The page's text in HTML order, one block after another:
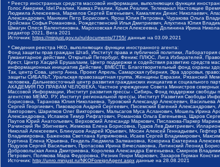
* Реестр иностранных средств массовой информации, выполняющих функции
Голос Америки, Idel.Реалии, Кавказ.Реалии, Крым.Реалии, Телеканал Настоящее
Людмила Алексеевна, Маркелов Сергей Евгеньевич, Камалягин Денис Николаевич,
Александрович, Маняхин Петр Борисович, Ярош Юлия Петровна, Чуракова Ольга
Гройсман Софья Романовна, Рождественский Илья Дмитриевич, Апухтина Юлия
Шмагун Олеся Валентиновна, Мароховская Алеся Алексеевна, Долинина Ирина
редактор 2021, Вега 2021
Источник: https://minjust.gov.ru/ru/documents/7755/ данные на 03.09.2021
* Сведения реестра НКО, выполняющих функции иностранного агента:
Фонд защиты прав граждан Штаб, Институт права и публичной политики,
Гуманитарное действие, Открытый Петербург, Феникс ПЛЮС, Лига Избирателей,
Крест, Центр Хасдей Ерушалаим, Центр поддержки и содействия развитию средств
информационных инициатив Действие, ВМЕСТЕ, Благотворительный фонд охраны
Так, центр Сова, центр Анна, Проект Апрель, Самарская губерния, Эра здоровья,
защиты СИБАЛЬТ, Уральская правозащитная группа, Женщины Евразии, Рязанский
человека, Дальневосточный центр развития гражданских инициатив и социального
АКАДЕМИЯ ПО ПРАВАМ ЧЕЛОВЕКА, Частное учреждение Совета Министров северных
Массовой Информации, Институт развития прессы - Сибирь, Фонд поддержки
агентство МЕМО. РУ, Институт региональной прессы, Институт Развития Свободы
Борисовна, Таранова Юлия Николаевна, Туровский Александр Алексеевич,
Сергей Георгиевич, Пивоваров Андрей Сергеевич, Писемский Евгений
Викторович, Шарипков Олег Викторович, Мальсагов Муса Асланович, Мошель Ирина
Александровна, Исламов Тимур Рифгатович, Романова Ольга Евгеньевна, Щаров
Паутов Юрий Анатольевич, Верховский Александр Маркович, Пислакова-Паркер
Рачинский Ян Збигневич, Жемкова Елена Борисовна, Гудков Лев Дмитриевич,
Николай Алексеевич, Блинушов Андрей Юрьевич, Мосин Алексей Геннадьевич,
Владимировна, Баженова Светлана Куприяновна, Исаев Сергей Владимирович,
Буртина Елена Юрьевна, Гендель Людмила Залмановна, Кокорина Екатерина
Подузов Сергей Васильевич, Протасова Ирина Вячеславовна, Литинский Леонид
Добровольская Анна Дмитриевна, Королева Александра Евгеньевна, Смирнов
Петрович, Полякова Мара Федоровна, Резник Генри Маркович, Захаров Герман
Источник: http://unro.minjust.ru/NKOForeignAgent.aspx данные на 28.08.2021